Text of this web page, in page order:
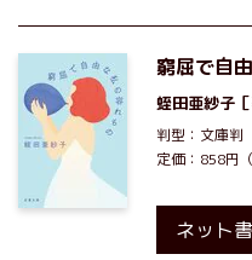
窮屈で自
蛭田亜紗子
判型：文庫判
定価：858円
ネット